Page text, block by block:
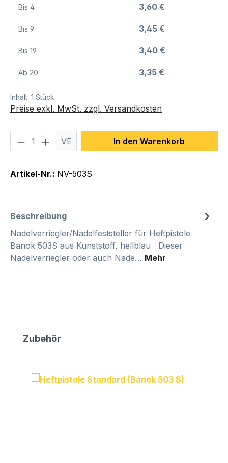
Bis 4 3,60 €
Bis 9 3,45 €
Bis 19 3,40 €
Ab 20 3,35 €
Inhalt: 1 Stück
Preise exkl. MwSt. zzgl. Versandkosten
Produkt Anzahl: Gib den
VE In den Warenkorb
Artikel-Nr.: NV-503S
Beschreibung
Nadelverriegler/Nadelfeststeller für Heftpistole
Banok 503S aus Kunststoff, hellblau Dieser
Nadelverriegler oder auch Nade… Mehr
Produktgalerie überspringen
Zubehör